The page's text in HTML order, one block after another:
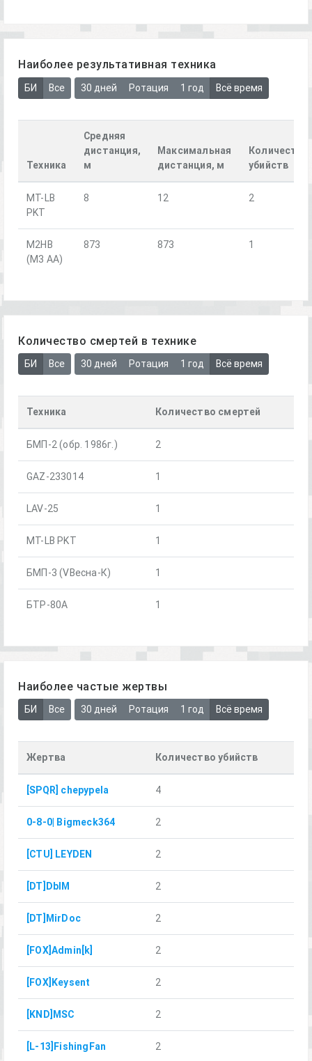
Наиболее результативная техника
БИ Все 30 дней Ротация 1 год Всё время
Техника
Средняя
дистанция,
м
Максимальная
дистанция, м
Количество
убийств
MT-LB
PKT
8 12 2
M2HB
(M3 AA)
873 873 1
Количество смертей в технике
БИ Все 30 дней Ротация 1 год Всё время
Техника Количество смертей
БМП-2 (обр. 1986г.) 2
GAZ-233014 1
LAV-25 1
MT-LB PKT 1
БМП-3 (VВесна-К) 1
БТР-80А 1
Наиболее частые жертвы
БИ Все 30 дней Ротация 1 год Всё время
Жертва Количество убийств
[SPQR] chepypela 4
0-8-0| Bigmeck364 2
[CTU] LEYDEN 2
[DT]DblM 2
[DT]MirDoc 2
[FOX]Admin[k] 2
[FOX]Keysent 2
[KND]MSC 2
[L-13]FishingFan 2